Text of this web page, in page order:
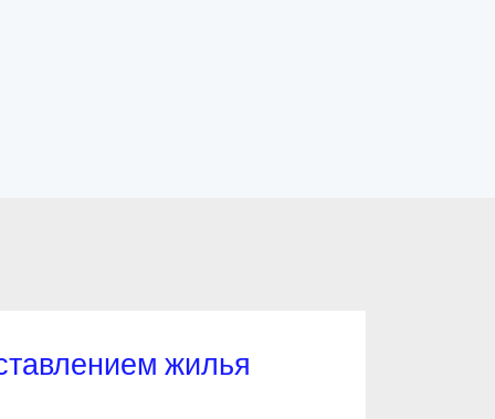
жилья